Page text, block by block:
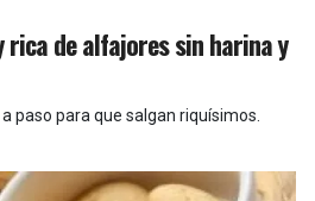
rica de alfajores sin harina y
paso para que salgan riquísimos.